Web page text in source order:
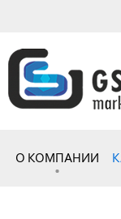
О КОМПАНИИ